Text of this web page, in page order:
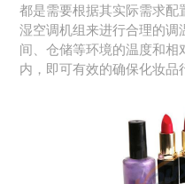
都是需要根据其实际需求配
湿空调机组来进行合理的调
间、仓储等环境的温度和相
内，即可有效的确保化妆品